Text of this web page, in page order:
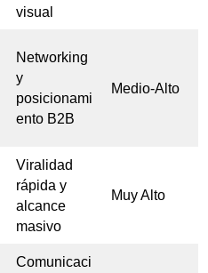
visual
Networking
y
posicionami
ento B2B
Medio-Alto
Viralidad
rápida y
alcance
masivo
Muy Alto
Comunicaci